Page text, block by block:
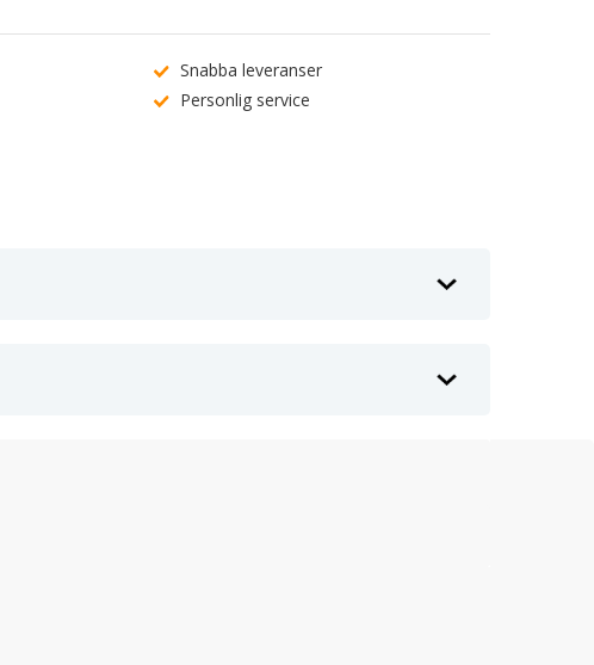
Snabba leveranser
Personlig service